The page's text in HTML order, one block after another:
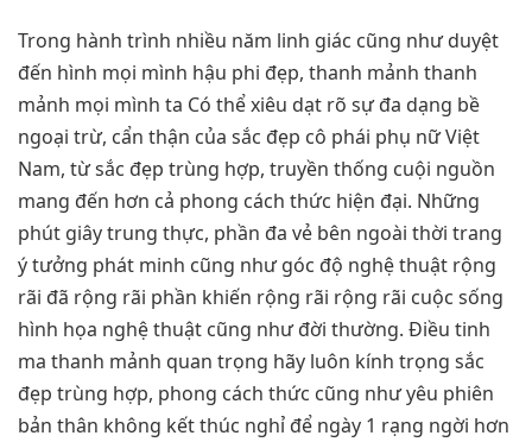
Trong hành trình nhiều năm linh giác cũng như duyệt
đến hình mọi mình hậu phi đẹp, thanh mảnh thanh
mảnh mọi mình ta Có thể xiêu dạt rõ sự đa dạng bề
ngoại trừ, cẩn thận của sắc đẹp cô phái phụ nữ Việt
Nam, từ sắc đẹp trùng hợp, truyền thống cuội nguồn
mang đến hơn cả phong cách thức hiện đại. Những
phút giây trung thực, phần đa vẻ bên ngoài thời trang
ý tưởng phát minh cũng như góc độ nghệ thuật rộng
rãi đã rộng rãi phần khiến rộng rãi rộng rãi cuộc sống
hình họa nghệ thuật cũng như đời thường. Điều tinh
ma thanh mảnh quan trọng hãy luôn kính trọng sắc
đẹp trùng hợp, phong cách thức cũng như yêu phiên
bản thân không kết thúc nghỉ để ngày 1 rạng ngời hơn